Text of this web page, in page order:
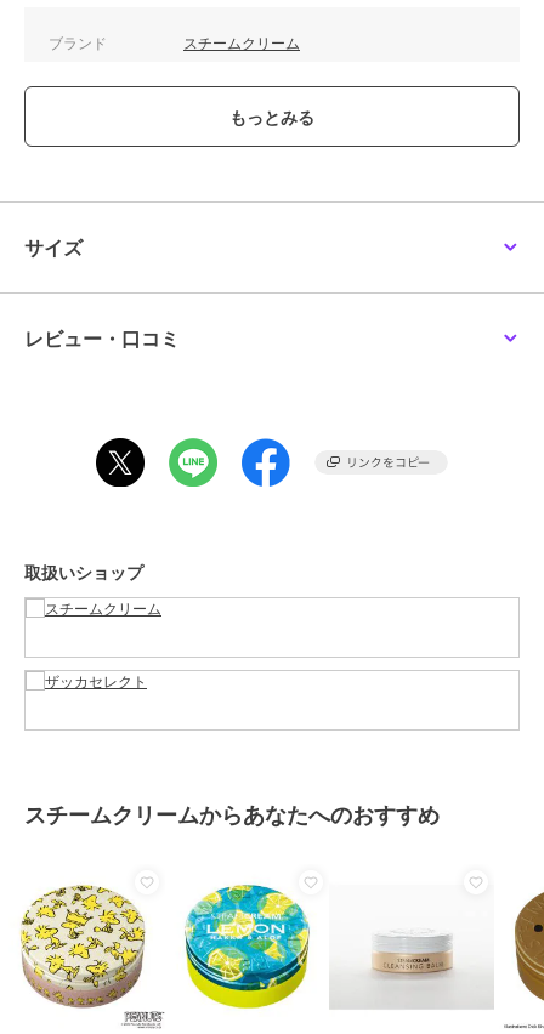
ブランド スチームクリーム
性別タイプ
レディース
ハンドケア・ネイルケア ／ハン
保湿
原産国
サイズ
レビュー・口コミ
取扱いショップ
スチームクリームからあなたへのおすすめ